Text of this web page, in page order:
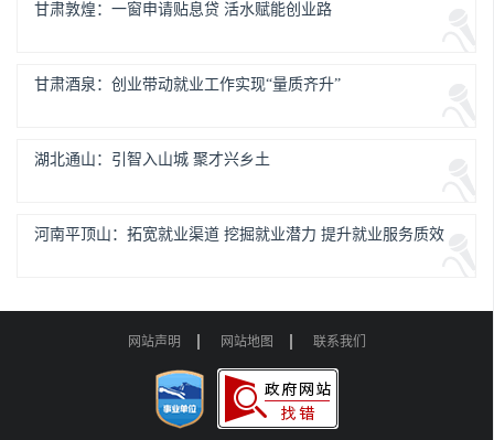
甘肃敦煌：一窗申请贴息贷 活水赋能创业路
甘肃酒泉：创业带动就业工作实现“量质齐升”
湖北通山：引智入山城 聚才兴乡土
河南平顶山：拓宽就业渠道 挖掘就业潜力 提升就业服务质效
网站声明 网站地图 联系我们